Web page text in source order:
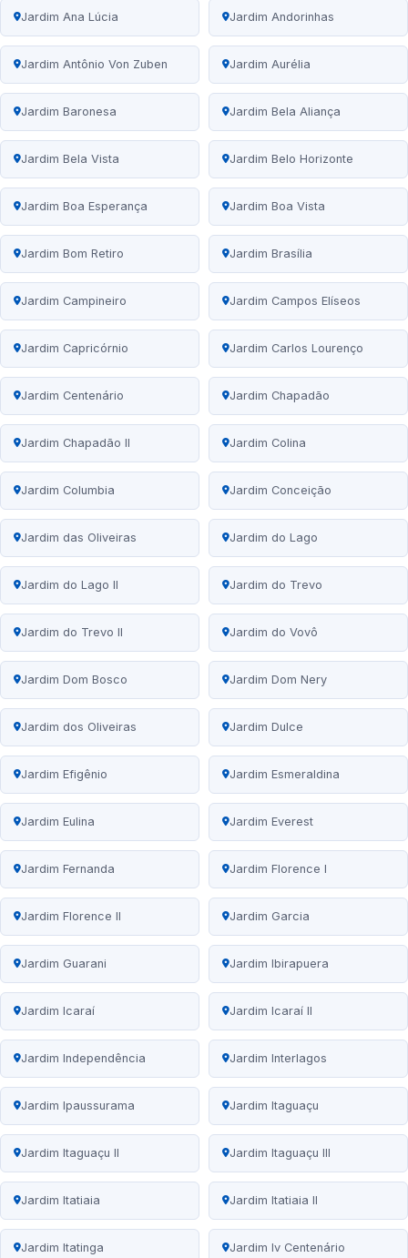
Jardim Ana Lúcia Jardim Andorinhas
Jardim Antônio Von Zuben Jardim Aurélia
Jardim Baronesa Jardim Bela Aliança
Jardim Bela Vista Jardim Belo Horizonte
Jardim Boa Esperança Jardim Boa Vista
Jardim Bom Retiro Jardim Brasília
Jardim Campineiro Jardim Campos Elíseos
Jardim Capricórnio Jardim Carlos Lourenço
Jardim Centenário Jardim Chapadão
Jardim Chapadão II Jardim Colina
Jardim Columbia Jardim Conceição
Jardim das Oliveiras Jardim do Lago
Jardim do Lago II Jardim do Trevo
Jardim do Trevo II Jardim do Vovô
Jardim Dom Bosco Jardim Dom Nery
Jardim dos Oliveiras Jardim Dulce
Jardim Efigênio Jardim Esmeraldina
Jardim Eulina Jardim Everest
Jardim Fernanda Jardim Florence I
Jardim Florence II Jardim Garcia
Jardim Guarani Jardim Ibirapuera
Jardim Icaraí Jardim Icaraí II
Jardim Independência Jardim Interlagos
Jardim Ipaussurama Jardim Itaguaçu
Jardim Itaguaçu II Jardim Itaguaçu III
Jardim Itatiaia Jardim Itatiaia II
Jardim Itatinga Jardim Iv Centenário